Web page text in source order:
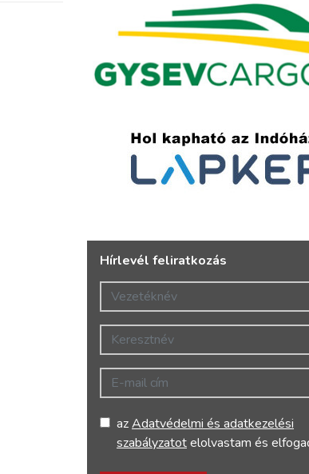
Hírlevél feliratkozás
Vezetéknév
Keresztnév
E-mail cím
azAdatvédelmi és adatkezelési
szabályzatotelolvastam és